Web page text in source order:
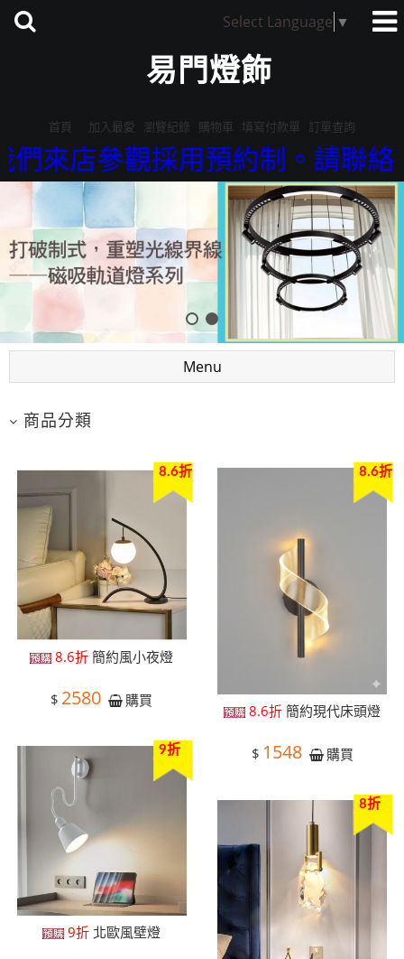
Select Language ▼
易門燈飾
首頁 加入最愛 瀏覽紀錄 購物車 填寫付款單 訂單查詢
參觀採用預約制。請聯絡蔡先
Menu
商品分類
8.6折
8.6折 簡約風小夜燈
$ 2580 購買
8.6折
8.6折 簡約現代床頭燈
$ 1548 購買
9折
9折 北歐風壁燈
8折